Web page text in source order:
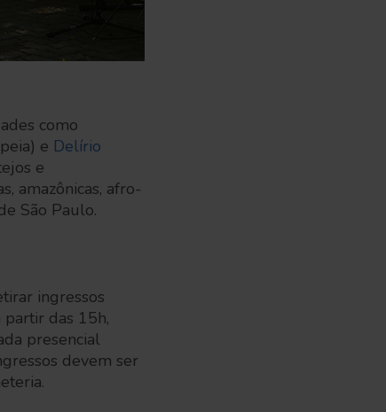
como
e Delírio
e
amazônicas, afro-
São Paulo.
ingressos
das 15h,
presencial
devem ser